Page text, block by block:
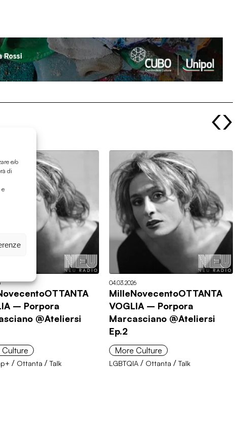
e/o
di
e
– Porpora
@Ateliersi
/ Ottanta /Talk
04.03.2026
MilleNovecentoOTTANTA
VOGLIA – Porpora
Marcasciano @Ateliersi
Ep.2
More Culture
LGBTQIA / Ottanta /Talk
‹›